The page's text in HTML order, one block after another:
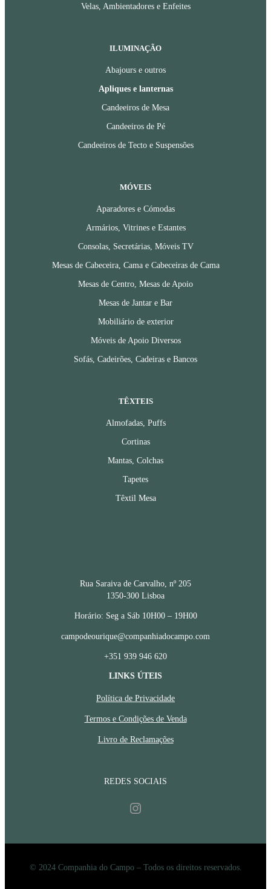
Velas, Ambientadores e Enfeites
ILUMINAÇÃO
Abajours e outros
Apliques e lanternas
Candeeiros de Mesa
Candeeiros de Pé
Candeeiros de Tecto e Suspensões
MÓVEIS
Aparadores e Cómodas
Armários, Vitrines e Estantes
Consolas, Secretárias, Móveis TV
Mesas de Cabeceira, Cama e Cabeceiras de Cama
Mesas de Centro, Mesas de Apoio
Mesas de Jantar e Bar
Mobiliário de exterior
Móveis de Apoio Diversos
Sofás, Cadeirões, Cadeiras e Bancos
TÊXTEIS
Almofadas, Puffs
Cortinas
Mantas, Colchas
Tapetes
Têxtil Mesa
LINKS ÚTEIS
Política de Privacidade
Termos e Condições de Venda
Livro de Reclamações
REDES SOCIAIS
Instagram
Rua Saraiva de Carvalho, nº 205
1350-300 Lisboa
Horário: Seg a Sáb 10H00 – 19H00
campodeourique@companhiadocampo.com
+351 939 946 620
© 2024 Companhia do Campo – Todos os direitos reservados.